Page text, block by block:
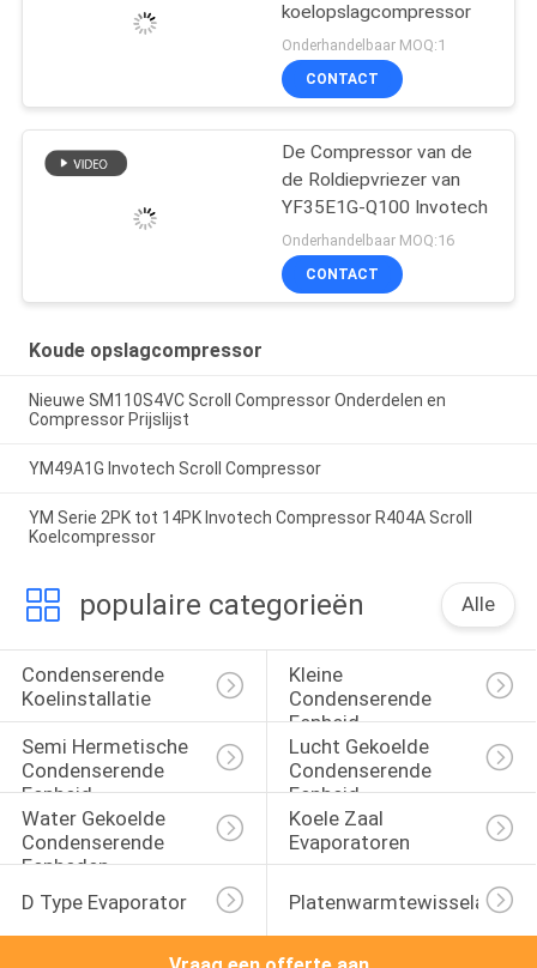
koelopslagcompressor
Onderhandelbaar MOQ:1
CONTACT
De Compressor van de
de Roldiepvriezer van
YF35E1G-Q100 Invotech
Onderhandelbaar MOQ:16
CONTACT
Koude opslagcompressor
Nieuwe SM110S4VC Scroll Compressor Onderdelen en
Compressor Prijslijst
YM49A1G Invotech Scroll Compressor
YM Serie 2PK tot 14PK Invotech Compressor R404A Scroll
Koelcompressor
populaire categorieën Alle
Condenserende
Koelinstallatie
Kleine
Condenserende
Eenheid
Semi Hermetische
Condenserende
Eenheid
Lucht Gekoelde
Condenserende
Eenheid
Water Gekoelde
Condenserende
Eenheden
Koele Zaal
Evaporatoren
D Type Evaporator Platenwarmtewisselaar